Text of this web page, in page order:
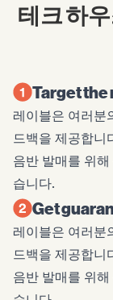
테크 하
Target the
레이블은 여러분
드백을 제공합니
음반 발매를 위
습니다.
Get
레이블은 여러분
드백을 제공합니
음반 발매를 위